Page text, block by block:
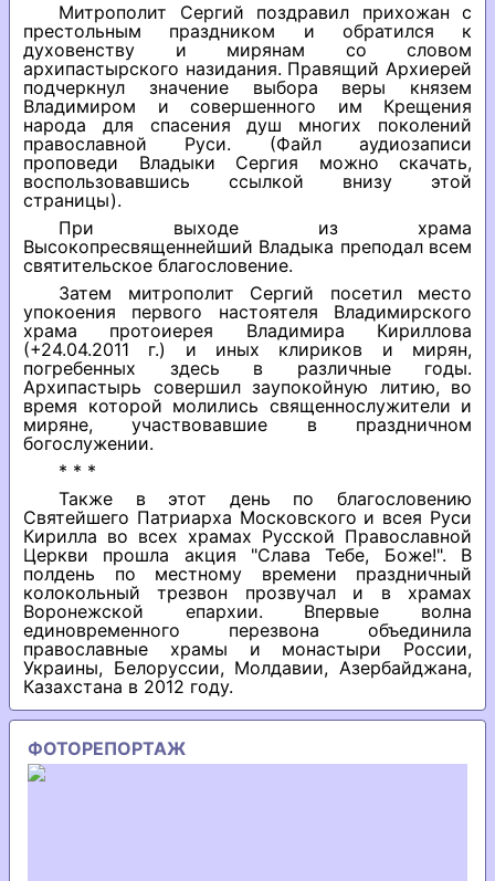
Митрополит Сергий поздравил прихожан с
престольным праздником и обратился к
духовенству и мирянам со словом
архипастырского назидания. Правящий Архиерей
подчеркнул значение выбора веры князем
Владимиром и совершенного им Крещения
народа для спасения душ многих поколений
православной Руси. (Файл аудиозаписи
проповеди Владыки Сергия можно скачать,
воспользовавшись ссылкой внизу этой
страницы).
При выходе из храма
Высокопресвященнейший Владыка преподал всем
святительское благословение.
Затем митрополит Сергий посетил место
упокоения первого настоятеля Владимирского
храма протоиерея Владимира Кириллова
(+24.04.2011 г.) и иных клириков и мирян,
погребенных здесь в различные годы.
Архипастырь совершил заупокойную литию, во
время которой молились священнослужители и
миряне, участвовавшие в праздничном
богослужении.
* * *
Также в этот день по благословению
Святейшего Патриарха Московского и всея Руси
Кирилла во всех храмах Русской Православной
Церкви прошла акция "Слава Тебе, Боже!". В
полдень по местному времени праздничный
колокольный трезвон прозвучал и в храмах
Воронежской епархии. Впервые волна
единовременного перезвона объединила
православные храмы и монастыри России,
Украины, Белоруссии, Молдавии, Азербайджана,
Казахстана в 2012 году.
ФОТОРЕПОРТАЖ